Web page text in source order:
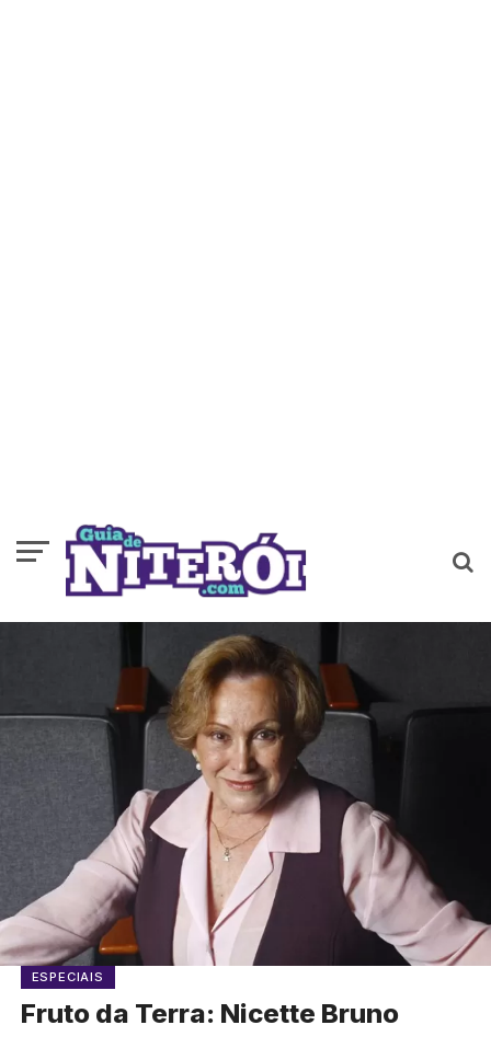
ESPECIAIS
Fruto da Terra: Nicette Bruno